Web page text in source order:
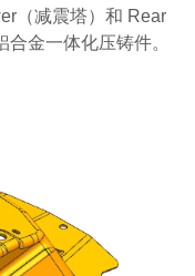
（减震塔）和 Rear
金一体化压铸件。